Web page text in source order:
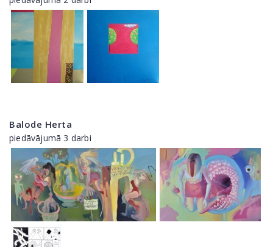
Balode Herta
piedāvājumā 3 darbi